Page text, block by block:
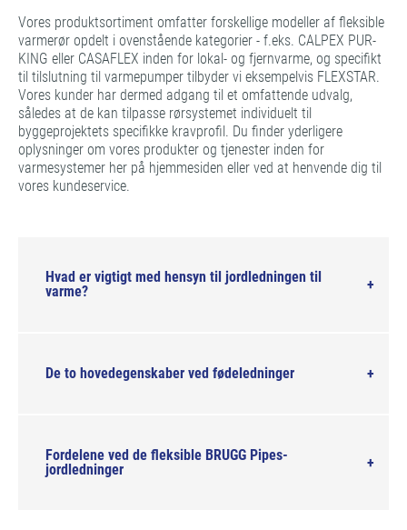
Vores produktsortiment omfatter forskellige modeller af fleksible
varmerør opdelt i ovenstående kategorier - f.eks. CALPEX PUR-
KING eller CASAFLEX inden for lokal- og fjernvarme, og specifikt
til tilslutning til varmepumper tilbyder vi eksempelvis FLEXSTAR.
Vores kunder har dermed adgang til et omfattende udvalg,
således at de kan tilpasse rørsystemet individuelt til
byggeprojektets specifikke kravprofil. Du finder yderligere
oplysninger om vores produkter og tjenester inden for
varmesystemer her på hjemmesiden eller ved at henvende dig til
vores kundeservice.
Hvad er vigtigt med hensyn til jordledningen til
varme?
De to hovedegenskaber ved fødeledninger
Fordelene ved de fleksible BRUGG Pipes-
jordledninger